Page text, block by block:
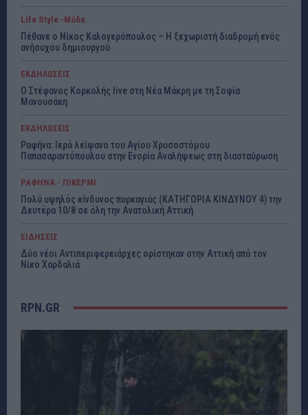
Life Style -Μόδα
Πέθανε ο Νίκος Καλογερόπουλος – Η ξεχωριστή διαδρομή ενός
ανήσυχου δημιουργού
ΕΚΔΗΛΩΣΕΙΣ
Ο Στέφανος Κορκολής live στη Νέα Μάκρη με τη Σοφία
Μανουσάκη
ΕΚΔΗΛΩΣΕΙΣ
Ραφήνα: Ιερό λείψανο του Αγίου Χρυσοστόμου
Παπασαραντόπουλου στην Ενορία Αναλήψεως στη διασταύρωση
ΡΑΦΗΝΑ - ΠΙΚΕΡΜΙ
Πολύ υψηλός κίνδυνος πυρκαγιάς (ΚΑΤΗΓΟΡΙΑ ΚΙΝΔΥΝΟΥ 4) την
Δευτέρα 10/8 σε όλη την Ανατολική Αττική
ΕΙΔΗΣΕΙΣ
Δύο νέοι Αντιπεριφερειάρχες ορίστηκαν στην Αττική από τον
Νίκο Χαρδαλιά
RPN.GR